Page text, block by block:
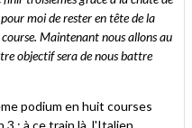
moi de rester en tête de la
Maintenant nous allons au
objectif sera de nous battre
podium en huit courses
3 : à ce train là, l'Italien